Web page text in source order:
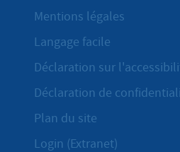
Mentions légales
Langage facile
Déclaration sur
Déclaration de
Plan du site
Login (Extranet)